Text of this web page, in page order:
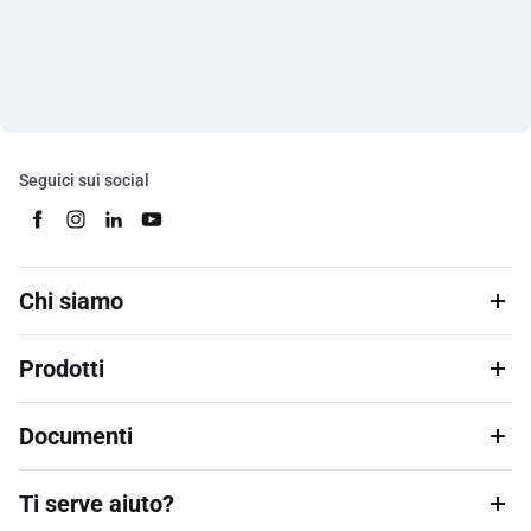
Seguici sui social
Chi siamo
Prodotti
Documenti
Ti serve aiuto?